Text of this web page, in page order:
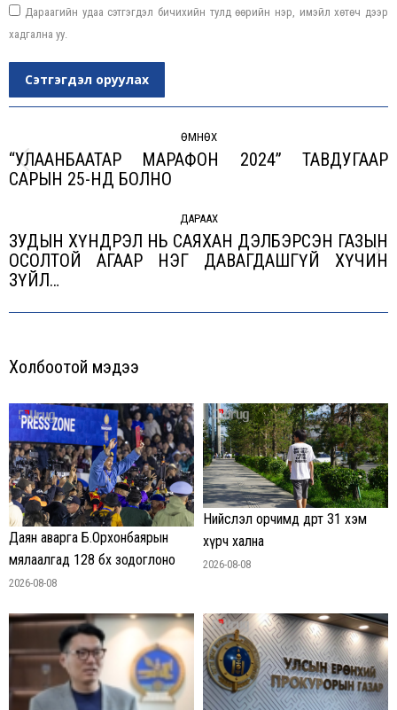
Дараагийн удаа сэтгэгдэл бичихийн тулд өөрийн нэр, имэйл хөтөч дээр
хадгална уу.
Сэтгэгдэл оруулах
ӨМНӨХ
Previous
“УЛААНБААТАР МАРАФОН 2024” ТАВДУГААР
САРЫН 25-НД БОЛНО
ДАРААХ
Next
ЗУДЫН ХҮНДРЭЛ НЬ САЯХАН ДЭЛБЭРСЭН ГАЗЫН
ОСОЛТОЙ АГААР НЭГ ДАВАГДАШГҮЙ ХҮЧИН
ЗҮЙЛ…
Холбоотой мэдээ
Даян аварга Б.Орхонбаярын
мялаалгад 128 бөх зодоглоно
2026-08-08
Нийслэл орчимд өдөртөө 31 хэм
хүрч хална
2026-08-08